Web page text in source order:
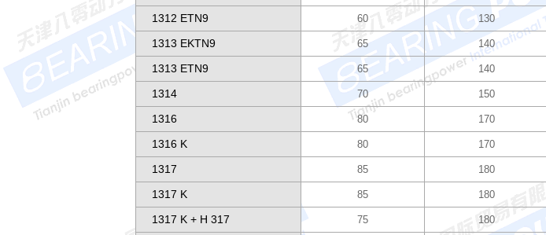
1312 ETN9 60 130
1313 EKTN9 65 140
1313 ETN9 65 140
1314 70 150
1316 80 170
1316 K 80 170
1317 85 180
1317 K 85 180
1317 K + H 317 75 180